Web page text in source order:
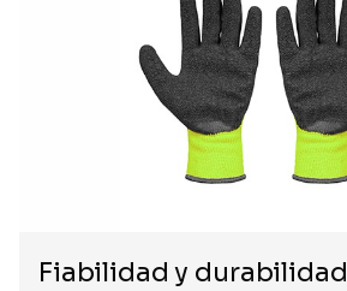
Fiabilidad y durabilidad